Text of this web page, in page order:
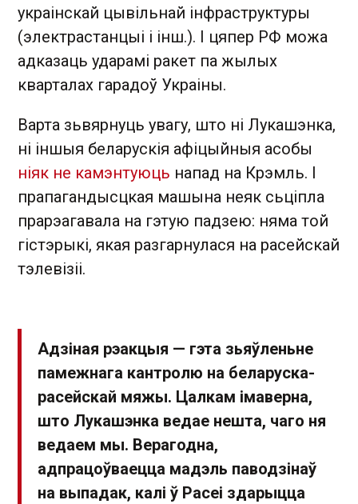
украінскай цывільнай інфраструктуры
(электрастанцыі і інш.). І цяпер РФ можа
адказаць ударамі ракет па жылых
кварталах гарадоў Украіны.
Варта зьвярнуць увагу, што ні Лукашэнка,
ні іншыя беларускія афіцыйныя асобы
ніяк не камэнтуюць напад на Крэмль. І
прапагандысцкая машына неяк сьціпла
прарэагавала на гэтую падзею: няма той
гістэрыкі, якая разгарнулася на расейскай
тэлевізіі.
Адзіная рэакцыя — гэта зьяўленьне
памежнага кантролю на беларуска-
расейскай мяжы. Цалкам імаверна,
што Лукашэнка ведае нешта, чаго ня
ведаем мы. Верагодна,
адпрацоўваецца мадэль паводзінаў
на выпадак, калі ў Расеі здарыцца